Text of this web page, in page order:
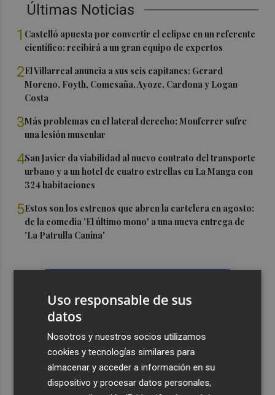
Últimas Noticias
1 Castelló apuesta por convertir el eclipse en un referente
científico: recibirá a un gran equipo de expertos
2El Villarreal anuncia a sus seis capitanes: Gerard
Moreno, Foyth, Comesaña, Ayoze, Cardona y Logan
Costa
3Más problemas en el lateral derecho: Monferrer sufre
una lesión muscular
4San Javier da viabilidad al nuevo contrato del transporte
urbano y a un hotel de cuatro estrellas en La Manga con
324 habitaciones
5Estos son los estrenos que abren la cartelera en agosto:
de la comedia 'El último mono' a una nueva entrega de
'La Patrulla Canina'
Uso responsable de sus
datos
Nosotros y nuestros socios utilizamos
cookies y tecnologías similares para
almacenar y acceder a información en su
dispositivo y procesar datos personales,